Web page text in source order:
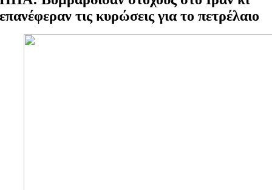
επανέφεραν τις κυρώσεις για το πετρέλαιο